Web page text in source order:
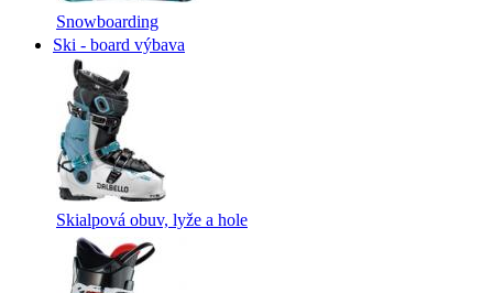
Snowboarding
Ski - board výbava
Skialpová obuv, lyže a hole